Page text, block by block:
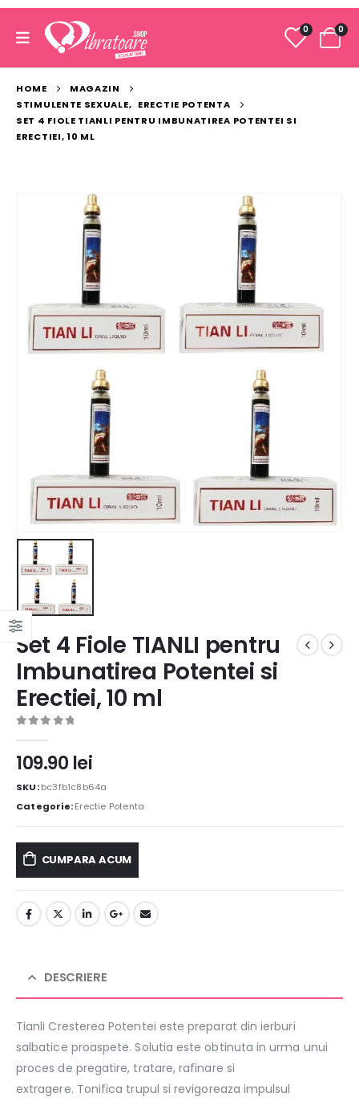
0 0
HOME
MAGAZIN
STIMULENTE SEXUALE, ERECTIE POTENTA
SET 4 FIOLE TIANLI PENTRU IMBUNATIREA POTENTEI SI
ERECTIEI, 10 ML
Set 4 Fiole TIANLI pentru
Imbunatirea Potentei si
Erectiei, 10 ml
109.90 lei
SKU:bc3fb1c8b64a
Categorie:Erectie Potenta
CUMPARA ACUM
DESCRIERE
Tianli Cresterea Potentei este preparat din ierburi
salbatice proaspete. Solutia este obtinuta in urma unui
proces de pregatire, tratare, rafinare si
extragere. Tonifica trupul si revigoreaza impulsul